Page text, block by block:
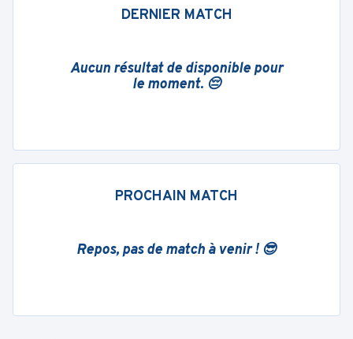
DERNIER MATCH
Aucun résultat de disponible pour
le moment. 😔
PROCHAIN MATCH
Repos, pas de match à venir ! 😎